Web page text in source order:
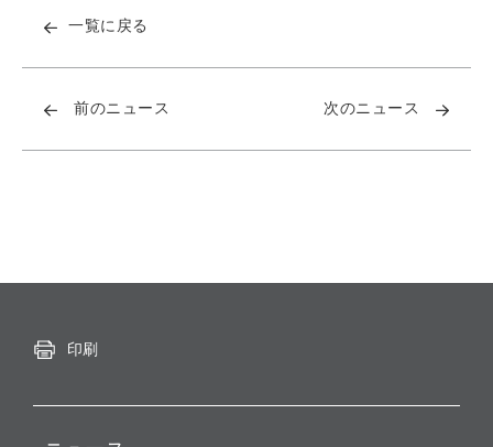
一覧に戻る
前のニュース 次のニュース
印刷